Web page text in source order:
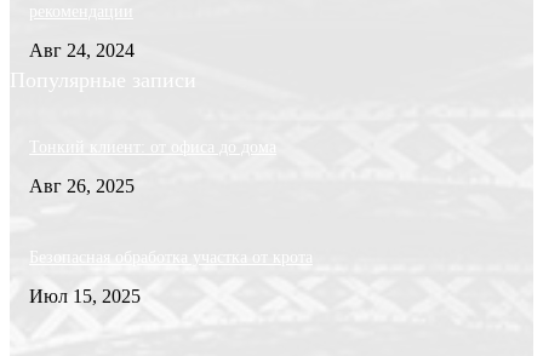
рекомендации
Авг 24, 2024
Популярные записи
Тонкий клиент: от офиса до дома
Авг 26, 2025
Безопасная обработка участка от крота
Июл 15, 2025